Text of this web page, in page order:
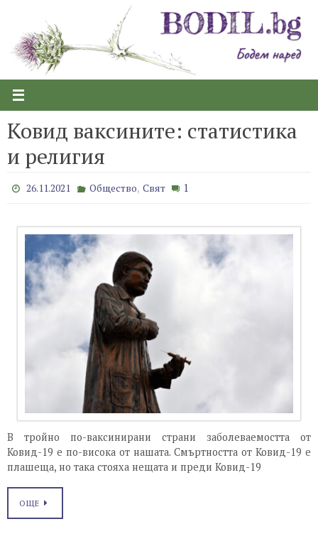
content
Ковид ваксините: статистика
и религия
26.11.2021 Общество, Свят 1
В тройно по-ваксинирани страни заболеваемостта от
Ковид-19 е по-висока от нашата. Смъртността от Ковид-19 е
плашеща, но така стояха нещата и преди Ковид-19
ОЩЕ